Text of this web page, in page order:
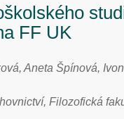
FF UK
Aneta Špínová,
Filozofická